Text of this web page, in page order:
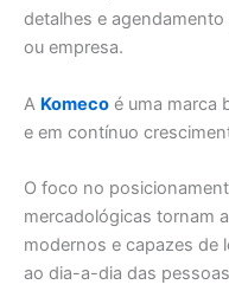
detalhes e
ou empresa.
A Komeco é uma marca
e em contínuo
O foco no
mercadológicas tornam a
modernos e capazes de
ao dia-a-dia das